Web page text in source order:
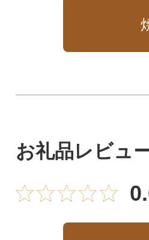
お礼品レビュ